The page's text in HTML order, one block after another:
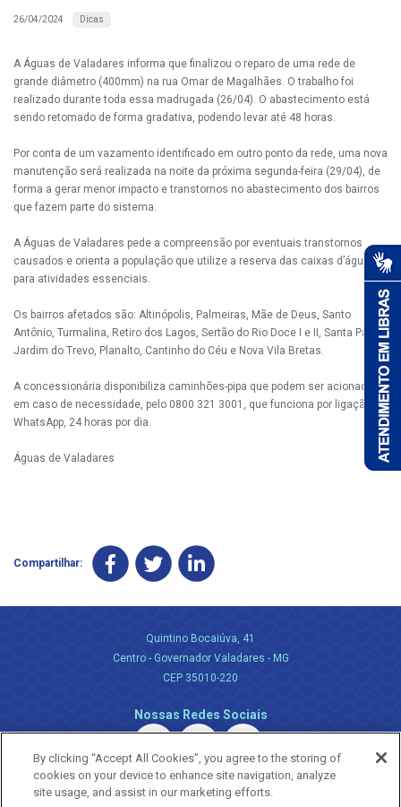
26/04/2024 Dicas
A Águas de Valadares informa que finalizou o reparo de uma rede de
grande diâmetro (400mm) na rua Omar de Magalhães. O trabalho foi
realizado durante toda essa madrugada (26/04). O abastecimento está
sendo retomado de forma gradativa, podendo levar até 48 horas.
Por conta de um vazamento identificado em outro ponto da rede, uma nova
manutenção será realizada na noite da próxima segunda-feira (29/04), de
forma a gerar menor impacto e transtornos no abastecimento dos bairros
que fazem parte do sistema.
A Águas de Valadares pede a compreensão por eventuais transtornos
causados e orienta a população que utilize a reserva das caixas d’água
para atividades essenciais.
Os bairros afetados são: Altinópolis, Palmeiras, Mãe de Deus, Santo
Antônio, Turmalina, Retiro dos Lagos, Sertão do Rio Doce I e II, Santa Paula,
Jardim do Trevo, Planalto, Cantinho do Céu e Nova Vila Bretas.
A concessionária disponibiliza caminhões-pipa que podem ser acionados,
em caso de necessidade, pelo 0800 321 3001, que funciona por ligação ou
WhatsApp, 24 horas por dia.
Águas de Valadares
Compartilhar:
Quintino Bocaiúva, 41
Centro - Governador Valadares - MG
CEP 35010-220
Nossas Redes Sociais
By clicking “Accept All Cookies”, you agree to the storing of
cookies on your device to enhance site navigation, analyze
site usage, and assist in our marketing efforts.